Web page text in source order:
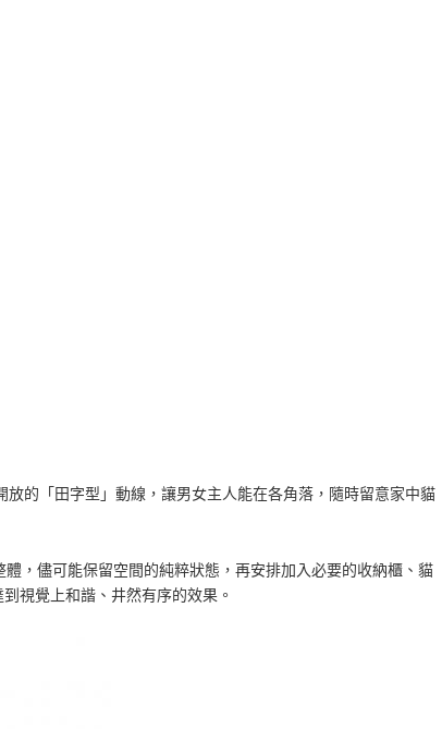
的「田字型」動線，讓男女主人能在各角落，隨時留意家中貓
，儘可能保留空間的純粹狀態，再安排加入必要的收納櫃、 貓
視覺上和諧、井然有序的效果。